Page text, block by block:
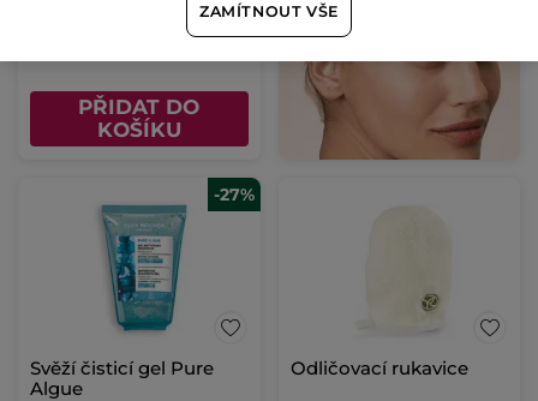
PŘIDAT DO
KOŠÍKU
-27%
Svěží čisticí gel Pure
Algue
Odličovací rukavice
ZAMÍTNOUT VŠE